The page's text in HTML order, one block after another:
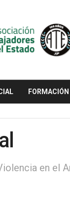
FORMACIÓN
en el